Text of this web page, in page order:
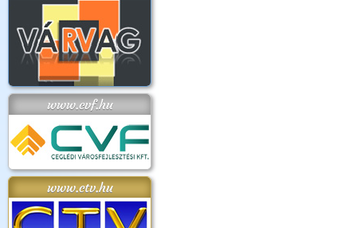
www.cvf.hu
www.ctv.hu